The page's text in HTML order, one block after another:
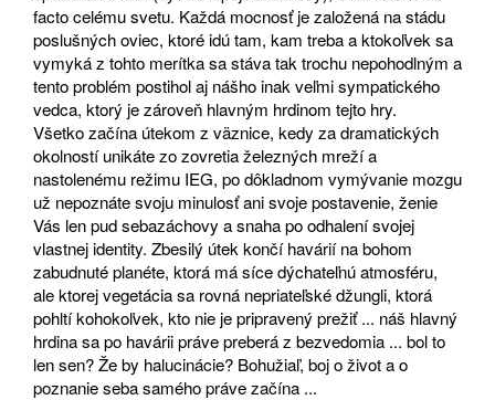
facto celému svetu. Každá mocnosť je založená na stádu
poslušných oviec, ktoré idú tam, kam treba a ktokoľvek sa
vymyká z tohto merítka sa stáva tak trochu nepohodlným a
tento problém postihol aj nášho inak veľmi sympatického
vedca, ktorý je zároveň hlavným hrdinom tejto hry.
Všetko začína útekom z väznice, kedy za dramatických
okolností unikáte zo zovretia železných mreží a
nastolenému režimu IEG, po dôkladnom vymývanie mozgu
už nepoznáte svoju minulosť ani svoje postavenie, ženie
Vás len pud sebazáchovy a snaha po odhalení svojej
vlastnej identity. Zbesilý útek končí havárií na bohom
zabudnuté planéte, ktorá má síce dýchateľnú atmosféru,
ale ktorej vegetácia sa rovná nepriateľské džungli, ktorá
pohltí kohokoľvek, kto nie je pripravený prežiť ... náš hlavný
hrdina sa po havárii práve preberá z bezvedomia ... bol to
len sen? Že by halucinácie? Bohužiaľ, boj o život a o
poznanie seba samého práve začína ...